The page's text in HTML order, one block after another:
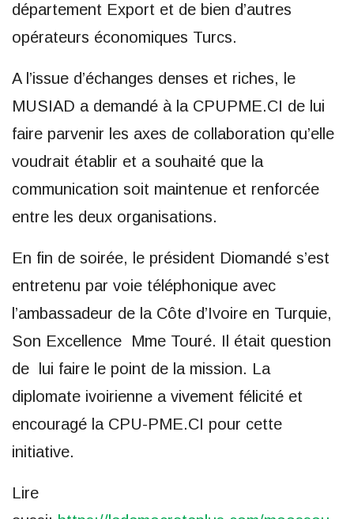
département Export et de bien d’autres
opérateurs économiques Turcs.
A l’issue d’échanges denses et riches, le
MUSIAD a demandé à la CPUPME.CI de lui
faire parvenir les axes de collaboration qu’elle
voudrait établir et a souhaité que la
communication soit maintenue et renforcée
entre les deux organisations.
En fin de soirée, le président Diomandé s’est
entretenu par voie téléphonique avec
l’ambassadeur de la Côte d’Ivoire en Turquie,
Son Excellence Mme Touré. Il était question
de lui faire le point de la mission. La
diplomate ivoirienne a vivement félicité et
encouragé la CPU-PME.CI pour cette
initiative.
Lire